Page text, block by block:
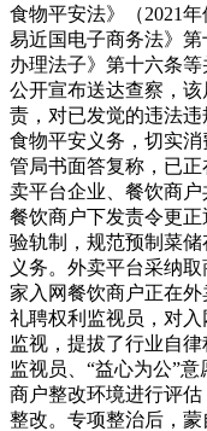
食物平安法》（2021
易近国电子商务法》
办理法子》第十六条
公开宣布送达查察，
责，对已发觉的违法
食物平安义务，切实
管局书面答复称，已
卖平台企业、餐饮商户
餐饮商户下发责令更
验轨制，规范预制菜
义务。外卖平台采纳
家入网餐饮商户正在
礼聘权利监视员，对
监视，提拔了行业自
监视员、“益心为公”
商户整改环境进行评
整改。专项整治后，